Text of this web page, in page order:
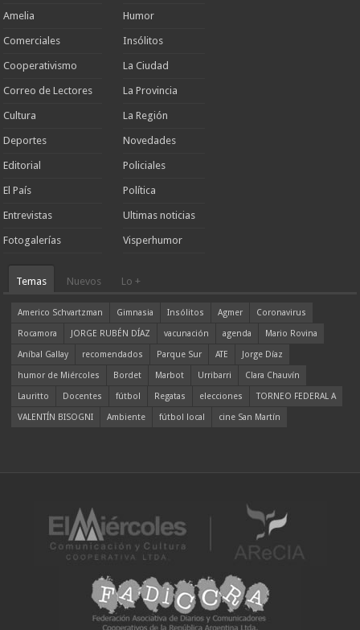
Amelia
Comerciales
Cooperativismo
Correo de Lectores
Cultura
Deportes
Editorial
El País
Entrevistas
Fotogalerías
Humor
Insólitos
La Ciudad
La Provincia
La Región
Novedades
Policiales
Política
Ultimas noticias
Visperhumor
Temas Nuevos Lo +
Americo Schvartzman Gimnasia Insólitos Agmer
Coronavirus
Rocamora
JORGE RUBÉN DÍAZ vacunación agenda
Mario Rovina
Aníbal Gallay
recomendados Parque Sur ATE
Jorge Díaz
humor de Miércoles
Bordet Marbot Urribarri
Clara Chauvín
Lauritto
Docentes fútbol Regatas elecciones
TORNEO FEDERAL A
VALENTÍN BISOGNI
Ambiente fútbol local cine San Martín